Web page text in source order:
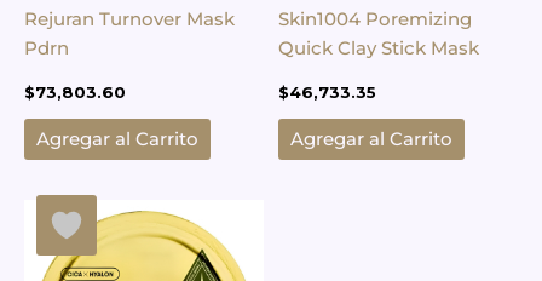
Rejuran Turnover Mask
Pdrn
$73,803.60
Agregar al Carrito
Skin1004 Poremizing
Quick Clay Stick Mask
$46,733.35
Agregar al Carrito